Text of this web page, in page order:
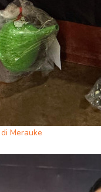
Merauke